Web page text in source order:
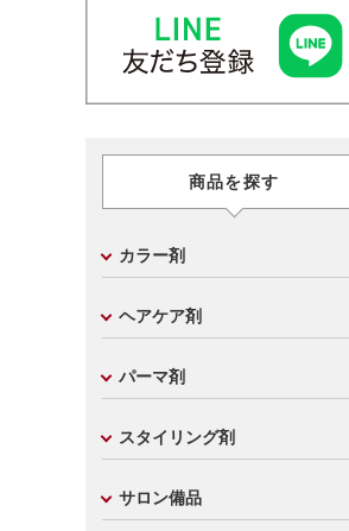
商品を探す
カラー剤
ヘアケア剤
パーマ剤
スタイリング剤
サロン備品